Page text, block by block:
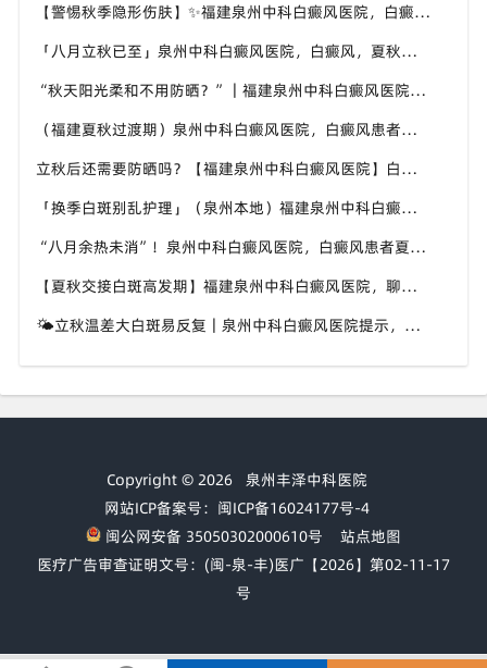
【警惕秋季隐形伤肤】✨福建泉州中科白癜风医院，白癜风，秋风也会给皮肤带来刺激
「八月立秋已至」泉州中科白癜风医院，白癜风，夏秋交替做好养护，助力白斑维稳
“秋天阳光柔和不用防晒？”｜福建泉州中科白癜风医院，白癜风这个想法是错误的
（福建夏秋过渡期）泉州中科白癜风医院，白癜风患者，不要随意更换外用护肤产品
立秋后还需要防晒吗？【福建泉州中科白癜风医院】白癜风人群夏秋防晒切勿直接摆烂
「换季白斑别乱护理」（泉州本地）福建泉州中科白癜风医院，教你平稳度过夏秋转换时节
“八月余热未消”！泉州中科白癜风医院，白癜风患者夏秋交替，这几件事要记牢
【夏秋交接白斑高发期】福建泉州中科白癜风医院，聊聊入秋后白癜风该如何科学照料
🌤立秋温差大白斑易反复｜泉州中科白癜风医院提示，换季时期白斑养护千万别松懈
Copyright © 2026 泉州丰泽中科医院
网站ICP备案号：闽ICP备16024177号-4
闽公网安备 35050302000610号
站点地图
医疗广告审查证明文号：(闽-泉-丰)医广【2026】第02-11-17
号